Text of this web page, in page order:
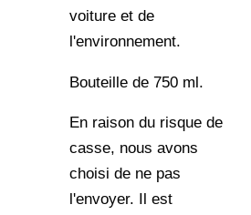
voiture et de
l'environnement.
Bouteille de 750 ml.
En raison du risque de
casse, nous avons
choisi de ne pas
l'envoyer. Il est